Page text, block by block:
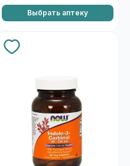
Выбрать аптеку